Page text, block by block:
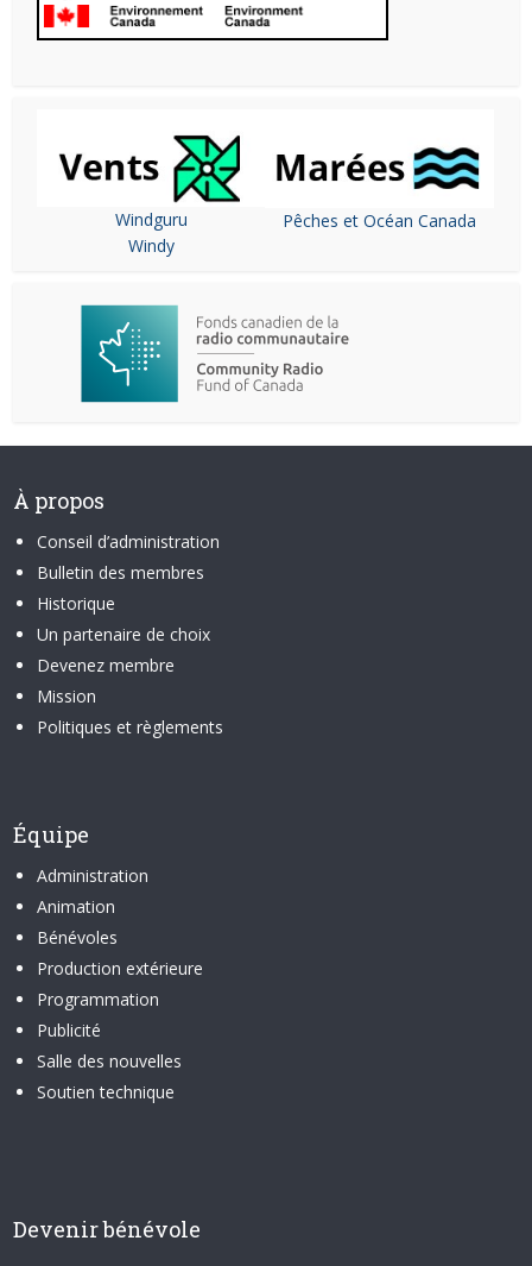
Windguru
Windy
Pêches et Océan Canada
À propos
Conseil d’administration
Bulletin des membres
Historique
Un partenaire de choix
Devenez membre
Mission
Politiques et règlements
Équipe
Administration
Animation
Bénévoles
Production extérieure
Programmation
Publicité
Salle des nouvelles
Soutien technique
Devenir bénévole